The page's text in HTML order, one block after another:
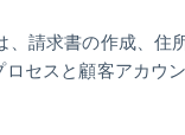
、請求書の作成、住
セスと顧客アカウ